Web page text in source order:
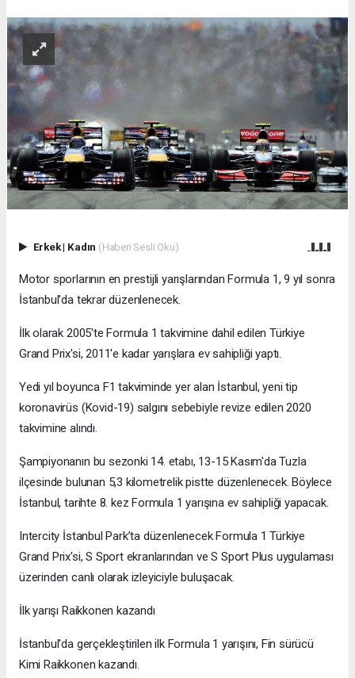
Erkek| Kadın (Haberi Sesli Oku)
Motor sporlarının en prestijli yarışlarından Formula 1, 9 yıl sonra
İstanbul'da tekrar düzenlenecek.
İlk olarak 2005'te Formula 1 takvimine dahil edilen Türkiye
Grand Prix'si, 2011'e kadar yarışlara ev sahipliği yaptı.
Yedi yıl boyunca F1 takviminde yer alan İstanbul, yeni tip
koronavirüs (Kovid-19) salgını sebebiyle revize edilen 2020
takvimine alındı.
Şampiyonanın bu sezonki 14. etabı, 13-15 Kasım'da Tuzla
ilçesinde bulunan 5,3 kilometrelik pistte düzenlenecek. Böylece
İstanbul, tarihte 8. kez Formula 1 yarışına ev sahipliği yapacak.
Intercity İstanbul Park’ta düzenlenecek Formula 1 Türkiye
Grand Prix'si, S Sport ekranlarından ve S Sport Plus uygulaması
üzerinden canlı olarak izleyiciyle buluşacak.
İlk yarışı Raikkonen kazandı
İstanbul'da gerçekleştirilen ilk Formula 1 yarışını, Fin sürücü
Kimi Raikkonen kazandı.